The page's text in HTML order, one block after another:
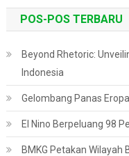
POS-POS TERBARU
Beyond Rhetoric:
Indonesia
Gelombang Panas
El Nino Berpeluang 98
BMKG Petakan Wilayah